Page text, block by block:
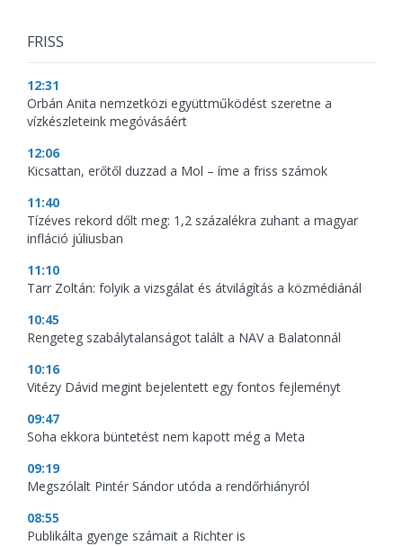
FRISS
12:31
Orbán Anita nemzetközi együttműködést szeretne a
vízkészleteink megóvásáért
12:06
Kicsattan, erőtől duzzad a Mol – íme a friss számok
11:40
Tízéves rekord dőlt meg: 1,2 százalékra zuhant a magyar
infláció júliusban
11:10
Tarr Zoltán: folyik a vizsgálat és átvilágítás a közmédiánál
10:45
Rengeteg szabálytalanságot talált a NAV a Balatonnál
10:16
Vitézy Dávid megint bejelentett egy fontos fejleményt
09:47
Soha ekkora büntetést nem kapott még a Meta
09:19
Megszólalt Pintér Sándor utóda a rendőrhiányról
08:55
Publikálta gyenge számait a Richter is